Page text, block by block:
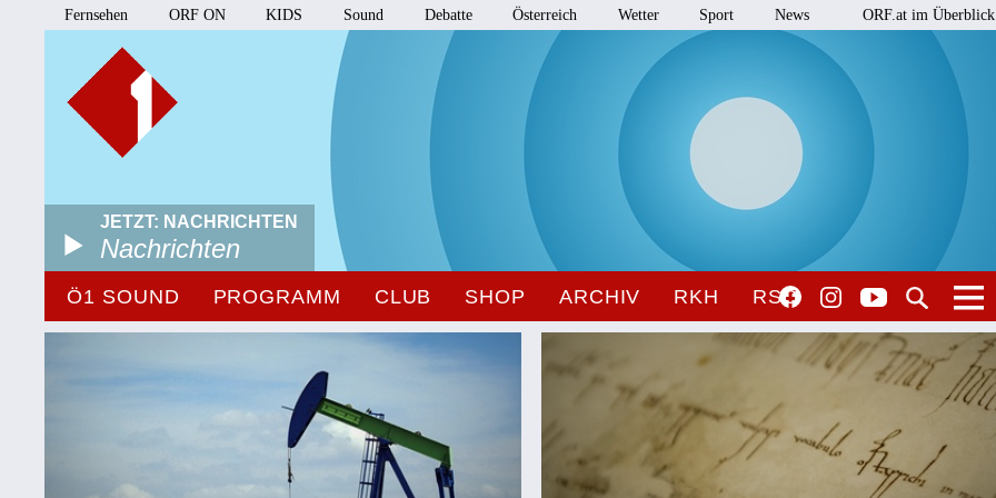
Fernsehen ORF ON KIDS Sound Debatte Österreich Wetter Sport News ORF.at im Überblick
JETZT: NACHRICHTEN
Nachrichten
Ö1 SOUND PROGRAMM CLUB SHOP ARCHIV RKH RSO